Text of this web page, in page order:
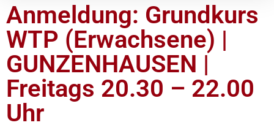
Anmeldung: Grundkurs
WTP (Erwachsene) |
GUNZENHAUSEN |
Freitags 20.30 – 22.00
Uhr